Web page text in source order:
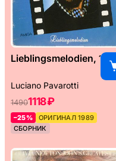
Lieblingsmelodien, 1989
Luciano Pavarotti
14901118 ₽
–25%
ОРИГИНАЛ 1989
СБОРНИК